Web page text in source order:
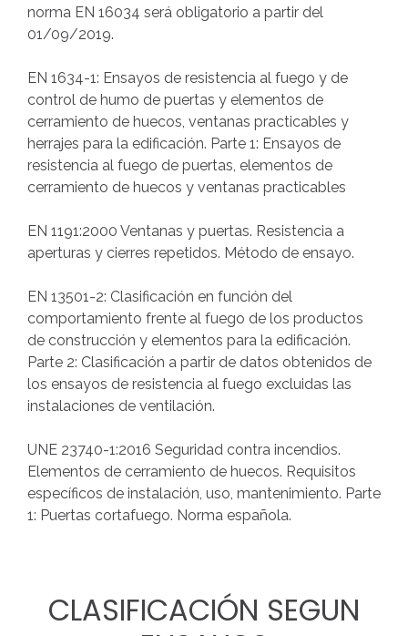
norma EN 16034 será obligatorio a partir del
01/09/2019.
EN 1634-1: Ensayos de resistencia al fuego y de
control de humo de puertas y elementos de
cerramiento de huecos, ventanas practicables y
herrajes para la edificación. Parte 1: Ensayos de
resistencia al fuego de puertas, elementos de
cerramiento de huecos y ventanas practicables
EN 1191:2000 Ventanas y puertas. Resistencia a
aperturas y cierres repetidos. Método de ensayo.
EN 13501-2: Clasificación en función del
comportamiento frente al fuego de los productos
de construcción y elementos para la edificación.
Parte 2: Clasificación a partir de datos obtenidos de
los ensayos de resistencia al fuego excluidas las
instalaciones de ventilación.
UNE 23740-1:2016 Seguridad contra incendios.
Elementos de cerramiento de huecos. Requisitos
específicos de instalación, uso, mantenimiento. Parte
1: Puertas cortafuego. Norma española.
CLASIFICACIÓN SEGUN